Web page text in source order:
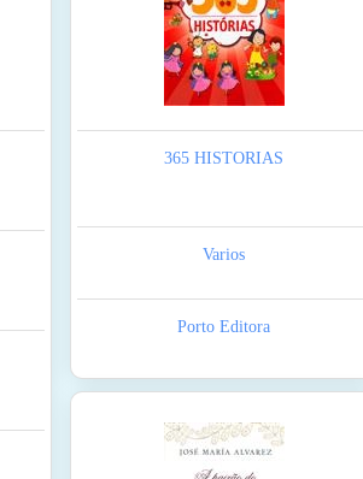
365 HISTORIAS
Varios
Porto Editora